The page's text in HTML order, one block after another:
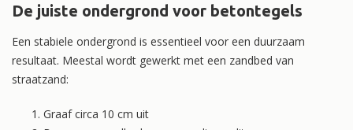
De juiste ondergrond voor betontegels
Een stabiele ondergrond is essentieel voor een duurzaam
resultaat. Meestal wordt gewerkt met een zandbed van
straatzand:
Graaf circa 10 cm uit